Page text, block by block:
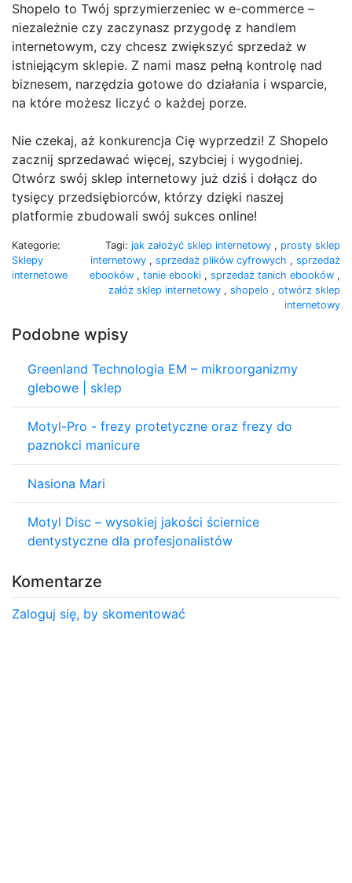
Shopelo to Twój sprzymierzeniec w e-commerce –
niezależnie czy zaczynasz przygodę z handlem
internetowym, czy chcesz zwiększyć sprzedaż w
istniejącym sklepie. Z nami masz pełną kontrolę nad
biznesem, narzędzia gotowe do działania i wsparcie,
na które możesz liczyć o każdej porze.
Nie czekaj, aż konkurencja Cię wyprzedzi! Z Shopelo
zacznij sprzedawać więcej, szybciej i wygodniej.
Otwórz swój sklep internetowy już dziś i dołącz do
tysięcy przedsiębiorców, którzy dzięki naszej
platformie zbudowali swój sukces online!
Kategorie:
Sklepy
internetowe
Tagi: jak założyć sklep internetowy , prosty sklep
internetowy , sprzedaż plików cyfrowych , sprzedaż
ebooków , tanie ebooki , sprzedaż tanich ebooków ,
załóż sklep internetowy , shopelo , otwórz sklep
internetowy
Podobne wpisy
Greenland Technologia EM – mikroorganizmy
glebowe | sklep
Motyl-Pro - frezy protetyczne oraz frezy do
paznokci manicure
Nasiona Mari
Motyl Disc – wysokiej jakości ściernice
dentystyczne dla profesjonalistów
Komentarze
Zaloguj się, by skomentować